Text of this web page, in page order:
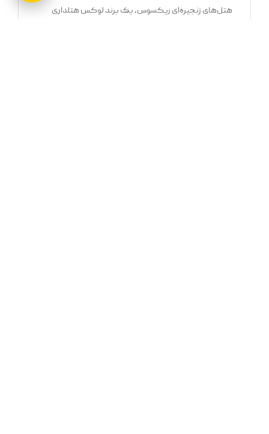
هتل‌های زنجیره‌ای ریکسوس، یک برند لوکس هتلداری